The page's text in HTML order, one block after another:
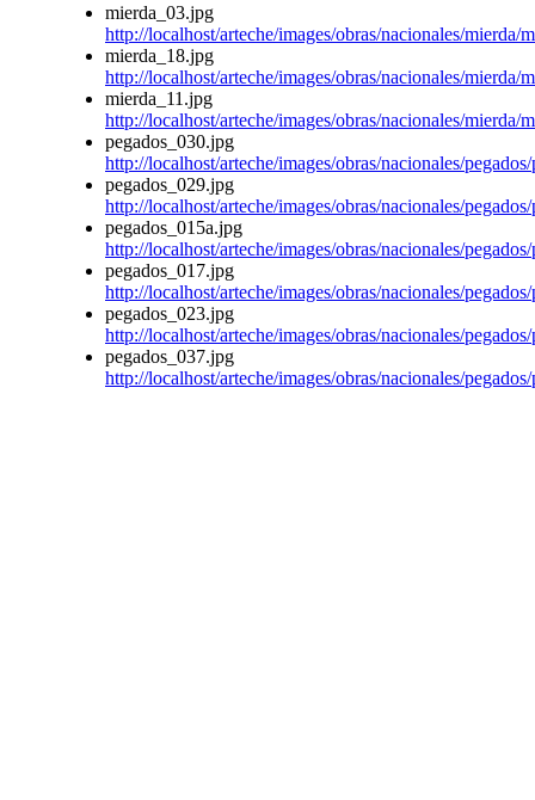
mierda_03.jpg
http://localhost/arteche/images/obras/nacionales/mierda/
mierda_18.jpg
http://localhost/arteche/images/obras/nacionales/mierda/
mierda_11.jpg
http://localhost/arteche/images/obras/nacionales/mierda/
pegados_030.jpg
http://localhost/arteche/images/obras/nacionales/
pegados_029.jpg
http://localhost/arteche/images/obras/nacionales/
pegados_015a.jpg
http://localhost/arteche/images/obras/nacionales/
pegados_017.jpg
http://localhost/arteche/images/obras/nacionales/
pegados_023.jpg
http://localhost/arteche/images/obras/nacionales/
pegados_037.jpg
http://localhost/arteche/images/obras/nacionales/